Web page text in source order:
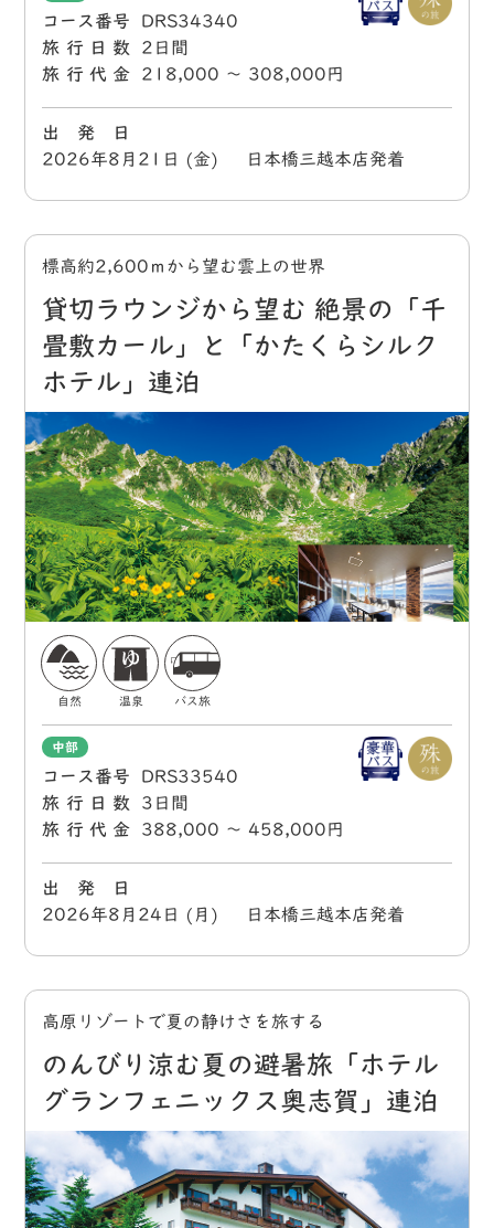
コース番号
DRS34340
旅行日数
2日間
旅行代金
218,000 〜 308,000円
出 発 日
2026年8月21日 (金) 日本橋三越本店発着
標高約2,600ｍから望む雲上の世界
貸切ラウンジから望む 絶景の「千
畳敷カール」と「かたくらシルク
ホテル」連泊
自然 温泉 バス旅
中部
コース番号
DRS33540
旅行日数
3日間
旅行代金
388,000 〜 458,000円
出 発 日
2026年8月24日 (月) 日本橋三越本店発着
高原リゾートで夏の静けさを旅する
のんびり涼む夏の避暑旅「ホテル
グランフェニックス奥志賀」連泊